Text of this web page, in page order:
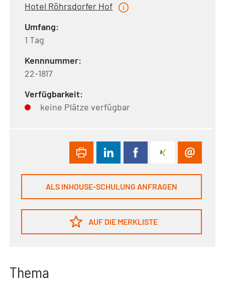
Hotel Röhrsdorfer Hof
Umfang:
1 Tag
Kennnummer:
22-1817
Verfügbarkeit:
keine Plätze verfügbar
ALS INHOUSE-SCHULUNG ANFRAGEN
AUF DIE MERKLISTE
Thema